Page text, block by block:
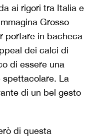
ai rigori tra Italia e
Grosso
portare in bacheca
dei calci di
di essere una
spettacolare. La
di un bel gesto
di questa